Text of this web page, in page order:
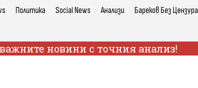
Политика Social News Анализи Бареков Без Цензура
новини с точния анализ!